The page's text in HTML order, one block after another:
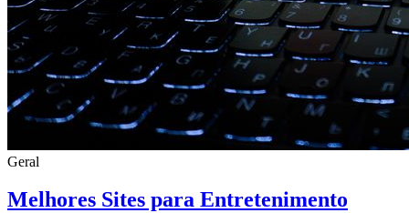
Geral
Melhores Sites para Entretenimento